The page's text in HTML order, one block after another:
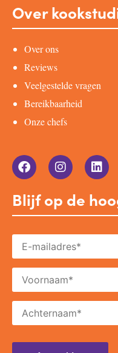
Over
Over ons
Reviews
Veelgestelde vragen
Bereikbaarheid
Onze chefs
Blijf op de